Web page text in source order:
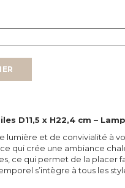
D11,5 x H22,4 cm –
lumière et de convivialité à
qui crée une ambiance
ce qui permet de la placer
s’intègre à tous les